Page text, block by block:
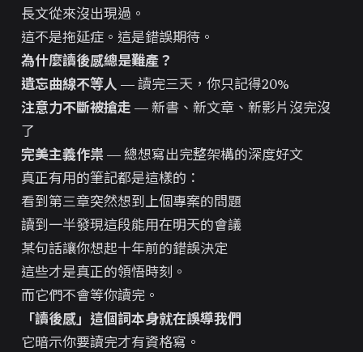
長文從來沒出現過。
這不是拖延症。這是錯誤期待。
為什麼讀後感總是難產？
遺忘曲線不等人 — 讀完三天，你只記得20%
注意力不斷被搶走 — 新書、新文章、新影片沒完沒
了
完美主義作祟 — 總想寫出完整架構的深度好文
真正有用的筆記都是這樣的：
看到第三章突然想到上個專案的問題
讀到一半發現這段能用在明天的會議
某句話讓你想起十年前的錯誤決定
這些才是真正的領悟時刻。
而它們不會等你讀完。
「讀後感」這個詞本身就在誤導我們
它暗示你要讀完才有資格寫。